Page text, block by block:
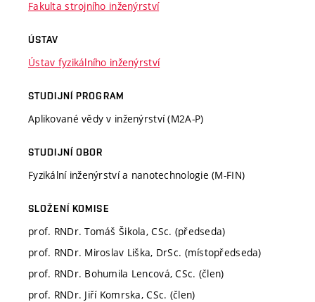
Fakulta strojního inženýrství
ÚSTAV
Ústav fyzikálního inženýrství
STUDIJNÍ PROGRAM
Aplikované vědy v inženýrství (M2A-P)
STUDIJNÍ OBOR
Fyzikální inženýrství a nanotechnologie (M-FIN)
SLOŽENÍ KOMISE
prof. RNDr. Tomáš Šikola, CSc. (předseda)
prof. RNDr. Miroslav Liška, DrSc. (místopředseda)
prof. RNDr. Bohumila Lencová, CSc. (člen)
prof. RNDr. Jiří Komrska, CSc. (člen)